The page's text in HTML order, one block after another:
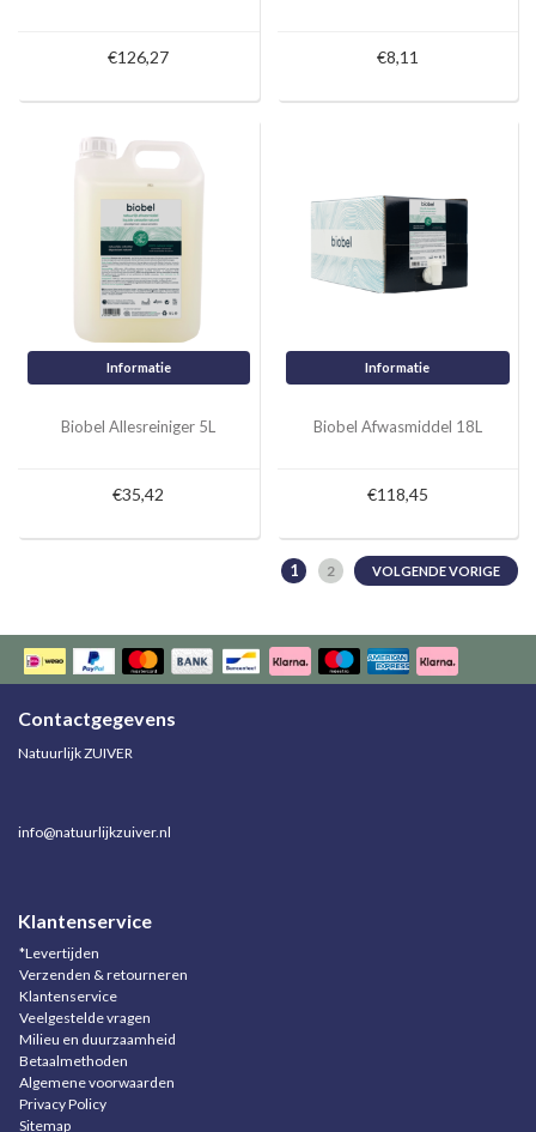
€126,27 €8,11
Informatie
Biobel Allesreiniger 5L
€35,42
Informatie
Biobel Afwasmiddel 18L
€118,45
1 2 VOLGENDE VORIGE
Contactgegevens
Natuurlijk ZUIVER
info@natuurlijkzuiver.nl
Klantenservice
*Levertijden
Verzenden & retourneren
Klantenservice
Veelgestelde vragen
Milieu en duurzaamheid
Betaalmethoden
Algemene voorwaarden
Privacy Policy
Sitemap